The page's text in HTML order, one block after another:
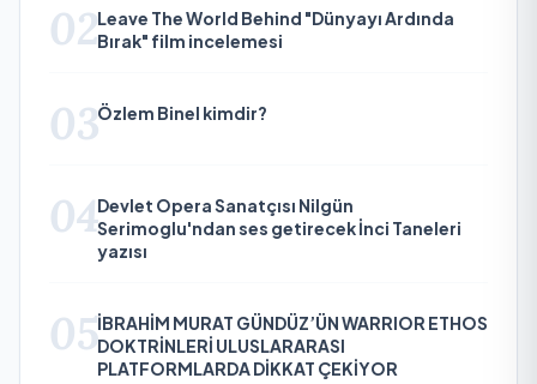
02Leave The World Behind "Dünyayı Ardında
Bırak" film incelemesi
03Özlem Binel kimdir?
04Devlet Opera Sanatçısı Nilgün
Serimoglu'ndan ses getirecek İnci Taneleri
yazısı
05İBRAHİM MURAT GÜNDÜZ’ÜN WARRIOR ETHOS
DOKTRİNLERİ ULUSLARARASI
PLATFORMLARDA DİKKAT ÇEKİYOR